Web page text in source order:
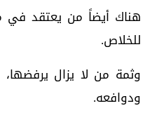
هناك أيضاً من يعتقد في
للخلاص.
وثمة من لا يزال
ودوافعه.